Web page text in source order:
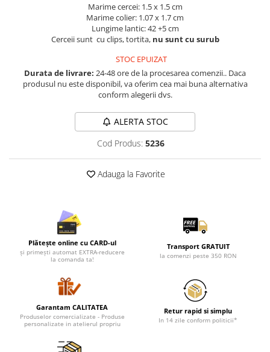
Sticlă pentru apa Personalizată
Seturi cadou pentru copii KID's Collection
Lenjerii de pat pentru copii
WINTER Collection
Halate si pijamale Family
Incaltaminte
Seturi elegante femei
Pijamale de copii
Pijamale BIG SIZE femei
Cadouri ocazii speciale
Tricouri de craciun
Marime cercei: 1.5 x 1.5 cm
Marime colier: 1.07 x 1.7 cm
Lungime lantic: 42 +5 cm
Cerceii sunt cu clips, tortita, nu sunt cu surub
STOC EPUIZAT
Durata de livrare: 24-48 ore de la procesarea comenzii.. Daca
produsul nu este disponibil, va oferim cea mai buna alternativa
conform alegerii dvs.
ALERTA STOC
Cod Produs: 5236
Adauga la Favorite
Plătește online cu CARD-ul
și primești automat EXTRA-reducere
la comanda ta!
Transport GRATUIT
la comenzi peste 350 RON
Garantam CALITATEA
Produselor comercializate - Produse
personalizate in atelierul propriu
Retur rapid si simplu
In 14 zile conform politicii*